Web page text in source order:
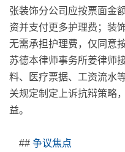
张装饰分公司应按票面金
资并支付更多护理费；装
无需承担护理费，仅同意
苏德本律师事务所姜律师
料、医疗票据、工资流水
关规定制定上诉抗辩策略
益。
## 争议焦点